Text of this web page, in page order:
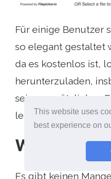
This website uses
best experience on
Für einige Benutzer
so elegant gestaltet
da es kostenlos ist,
herunterzuladen,
seiner zusätzlichen
letzteren App nicht
Willst du
Es gibt keinen